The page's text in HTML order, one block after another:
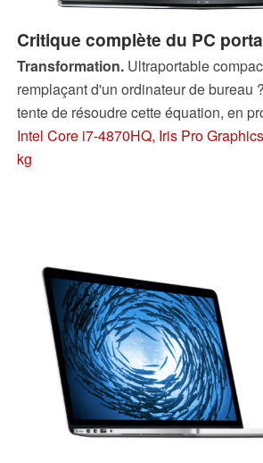
Critique complète du PC
Transformation.Ultraportable
remplaçant d'un ordinateur de bureau
tente de résoudre cette équation, en
visions au sein d'un seul appareil.
apprendra si cette machine
Intel Core i7-4870HQ, Iris Pro
kg